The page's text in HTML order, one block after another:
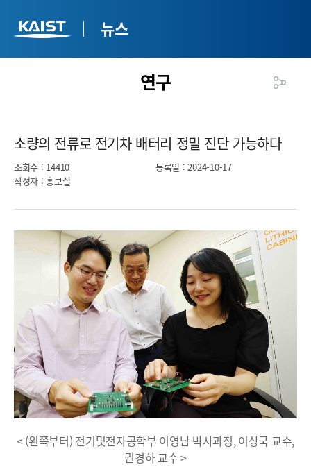
뉴스
연구
소량의 전류로 전기차 배터리 정밀 진단 가능하다​
조회수 : 14410 등록일 : 2024-10-17
작성자 : 홍보실
< (왼쪽부터) 전기및전자공학부 이영남 박사과정, 이상국 교수,
권경하 교수 >